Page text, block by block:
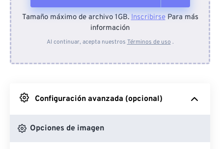
Desde el dispositivo
Desde Google Drive
Desde OneDrive
Tamaño máximo de archivo 1GB.InscribirsePara más
información
Al continuar, acepta nuestros Términos de uso .
Configuración avanzada (opcional)
Opciones de imagen